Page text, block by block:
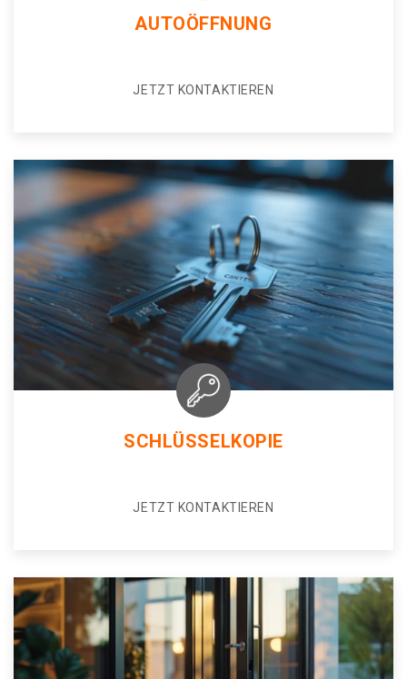
AUTOÖFFNUNG
JETZT KONTAKTIEREN
SCHLÜSSELKOPIE
JETZT KONTAKTIEREN